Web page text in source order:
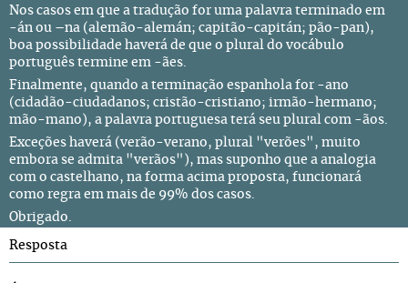
Nos casos em que a tradução for uma palavra terminado em
-án ou –na (alemão-alemán; capitão-capitán; pão-pan),
boa possibilidade haverá de que o plural do vocábulo
português termine em -ães.
Finalmente, quando a terminação espanhola for -ano
(cidadão-ciudadanos; cristão-cristiano; irmão-hermano;
mão-mano), a palavra portuguesa terá seu plural com -ãos.
Exceções haverá (verão-verano, plural "verões", muito
embora se admita "verãos"), mas suponho que a analogia
com o castelhano, na forma acima proposta, funcionará
como regra em mais de 99% dos casos.
Obrigado.
Resposta